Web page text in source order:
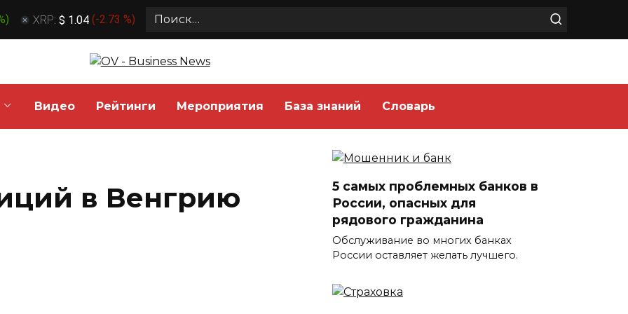
) XRP: $ 1.04 (-2.73 %)
Search
Видео Рейтинги Мероприятия База знаний Словарь
в Венгрию
5 самых проблемных банков в
России, опасных для
рядового гражданина
Обслуживание во многих банках
России оставляет желать лучшего.